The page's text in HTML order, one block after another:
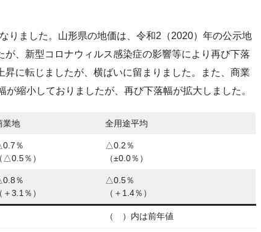
ました。山形県の地価は、令和2（2020）年の公示地
、新型コロナウィルス感染症の影響等により再び下落
に転じましたが、横ばいに留まりました。また、商業
縮小しておりましたが、再び下落幅が拡大しました。
業地 全用途平均
％
（△0.5％）
△0.2％
（±0.0％）
％
（＋3.1％）
△0.5％
（＋1.4％）
（ ）内は前年値